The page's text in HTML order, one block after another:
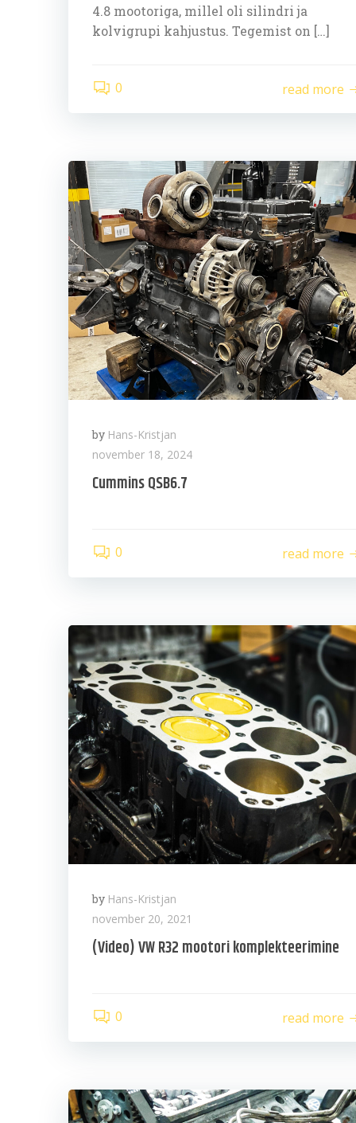
4.8 mootoriga, millel oli silindri ja
kolvigrupi kahjustus. Tegemist on […]
0 read more
by Hans-Kristjan
november 18, 2024
Cummins QSB6.7
0 read more
by Hans-Kristjan
november 20, 2021
(Video) VW R32 mootori komplekteerimine
0 read more